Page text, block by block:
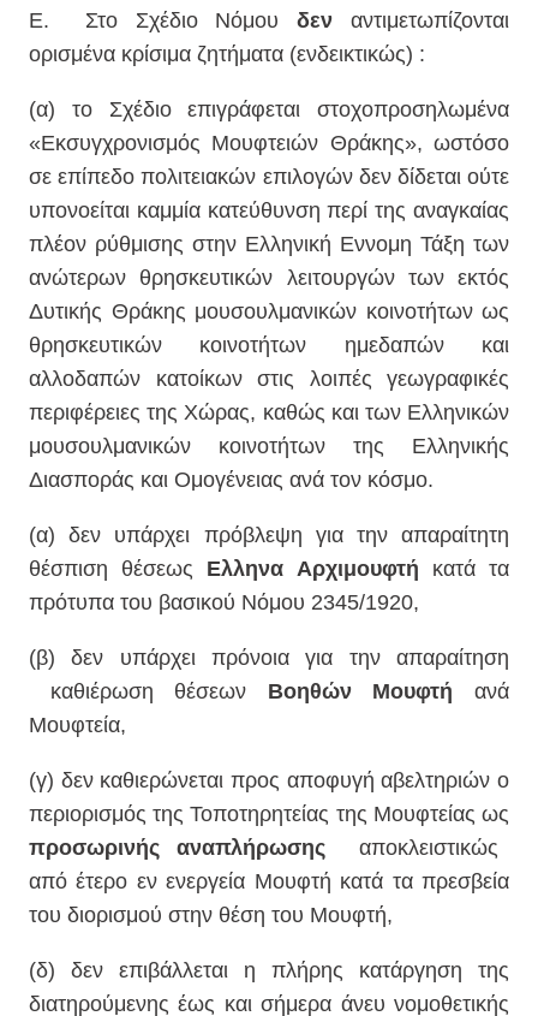
Ε. Στο Σχέδιο Νόμουδεναντιμετωπίζονται
ορισμένα κρίσιμα ζητήματα (ενδεικτικώς) :
(α) το Σχέδιο επιγράφεται στοχοπροσηλωμένα
«Εκσυγχρονισμός Μουφτειών Θράκης», ωστόσο
σε επίπεδο πολιτειακών επιλογών δεν δίδεται ούτε
υπονοείται καμμία κατεύθυνση περί της αναγκαίας
πλέον ρύθμισης στην Ελληνική Εννομη Τάξη των
ανώτερων θρησκευτικών λειτουργών των εκτός
Δυτικής Θράκης μουσουλμανικών κοινοτήτων ως
θρησκευτικών κοινοτήτων ημεδαπών και
αλλοδαπών κατοίκων στις λοιπές γεωγραφικές
περιφέρειες της Χώρας, καθώς και των Ελληνικών
μουσουλμανικών κοινοτήτων της Ελληνικής
Διασποράς και Ομογένειας ανά τον κόσμο.
(α) δεν υπάρχει πρόβλεψη για την απαραίτητη
θέσπιση θέσεως Ελληνα Αρχιμουφτή κατά τα
πρότυπα του βασικού Νόμου 2345/1920,
(β) δεν υπάρχει πρόνοια για την απαραίτηση
καθιέρωση θέσεων Βοηθών Μουφτή ανά
Μουφτεία,
(γ) δεν καθιερώνεται προς αποφυγή αβελτηριών ο
περιορισμός της Τοποτηρητείας της Μουφτείας ως
προσωρινής αναπλήρωσης
αποκλειστικώς
από έτερο εν ενεργεία Μουφτή κατά τα πρεσβεία
του διορισμού στην θέση του Μουφτή,
(δ) δεν επιβάλλεται η πλήρης κατάργηση της
διατηρούμενης έως και σήμερα άνευ νομοθετικής